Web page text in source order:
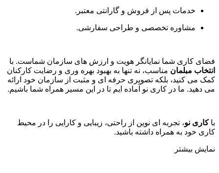
خدمات پس از فروش و گارانتی معتبر .
مشاوره تخصصی و طراحی سفارشی.
فضای کاری شما نمایانگر هویت و ارزش های سازمان شماست. با
انتخاب مبلمان مناسب، نه تنها به بهبود بهره وری و رضایت کارکنان
کمک می کنید، بلکه تصویری حرفه ای و مثبت از سازمان خود ارائه
می دهید. ما در کاری نو آماده ایم تا در این مسیر همراه شما باشیم.
باکاری نو، تجربه ای نوین از راحتی، زیبایی و کارایی را در محیط
کاری خود به همراه داشته باشید.
نمایش بیشتر